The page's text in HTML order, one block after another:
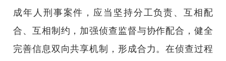
成年人刑事案件，应当坚持分工负责、互相配
合、互相制约，加强侦查监督与协作配合，健全
完善信息双向共享机制，形成合力。在侦查过程